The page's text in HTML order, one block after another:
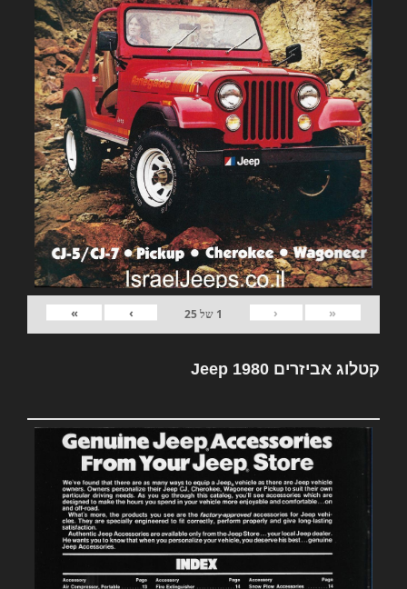
«
‹
1 של25
›
»
קטלוג אביזרים Jeep 1980